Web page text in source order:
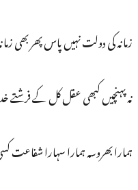
زمانہ کی دولت نہیں پاس پھر بھی
نہ پہنچیں کبھی عقل کل کے فرشتے
ہمارا بھروسہ ہمارا سہارا شفاعت